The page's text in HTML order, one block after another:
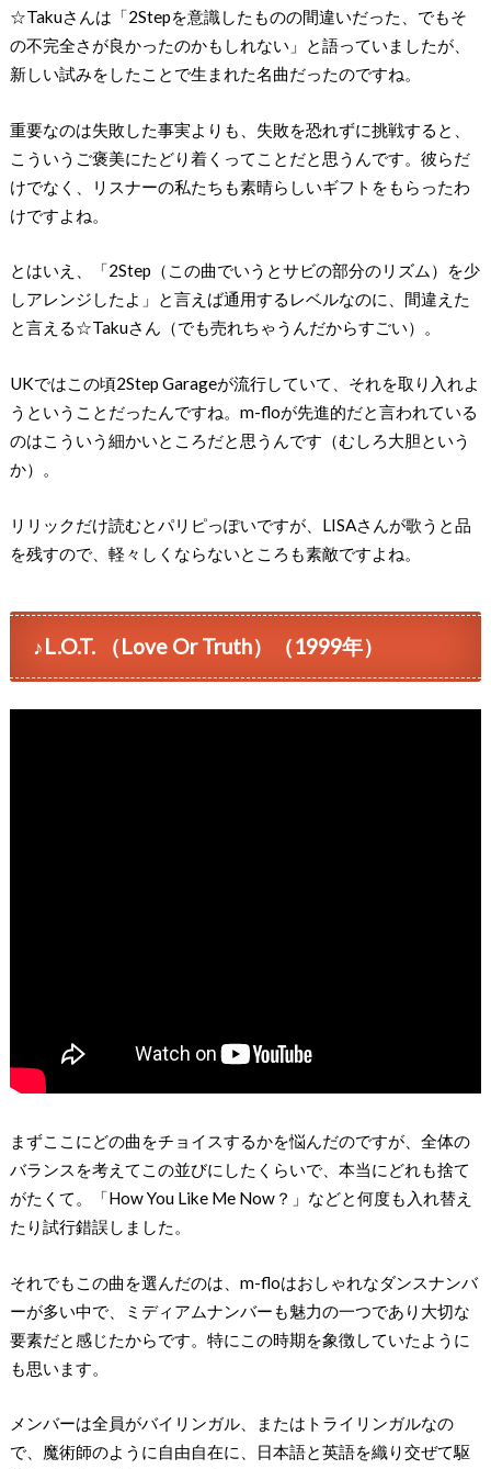
☆Takuさんは「2Stepを意識したものの間違いだった、でもそ
の不完全さが良かったのかもしれない」と語っていましたが、
新しい試みをしたことで生まれた名曲だったのですね。
重要なのは失敗した事実よりも、失敗を恐れずに挑戦すると、
こういうご褒美にたどり着くってことだと思うんです。彼らだ
けでなく、リスナーの私たちも素晴らしいギフトをもらったわ
けですよね。
とはいえ、「2Step（この曲でいうとサビの部分のリズム）を少
しアレンジしたよ」と言えば通用するレベルなのに、間違えた
と言える☆Takuさん（でも売れちゃうんだからすごい）。
UKではこの頃2Step Garageが流行していて、それを取り入れよ
うということだったんですね。m-floが先進的だと言われている
のはこういう細かいところだと思うんです（むしろ大胆という
か）。
リリックだけ読むとパリピっぽいですが、LISAさんが歌うと品
を残すので、軽々しくならないところも素敵ですよね。
♪L.O.T. （Love Or Truth）（1999年）
まずここにどの曲をチョイスするかを悩んだのですが、全体の
バランスを考えてこの並びにしたくらいで、本当にどれも捨て
がたくて。「How You Like Me Now？」などと何度も入れ替え
たり試行錯誤しました。
それでもこの曲を選んだのは、m-floはおしゃれなダンスナンバ
ーが多い中で、ミディアムナンバーも魅力の一つであり大切な
要素だと感じたからです。特にこの時期を象徴していたように
も思います。
メンバーは全員がバイリンガル、またはトライリンガルなの
で、魔術師のように自由自在に、日本語と英語を織り交ぜて駆